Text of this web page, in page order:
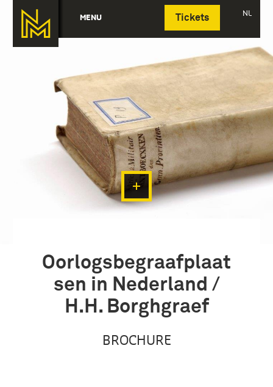
MENU Tickets NL
Deutsch
Oorlogsbegraafplaat
sen in Nederland /
H.H. Borghgraef
BROCHURE